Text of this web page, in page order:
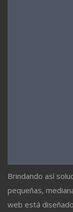
Brindando así
pequeñas,
web está